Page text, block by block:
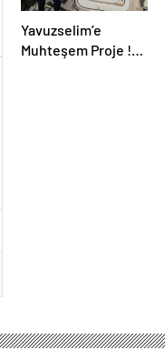
Yavuzselim’e
Muhteşem Proje !